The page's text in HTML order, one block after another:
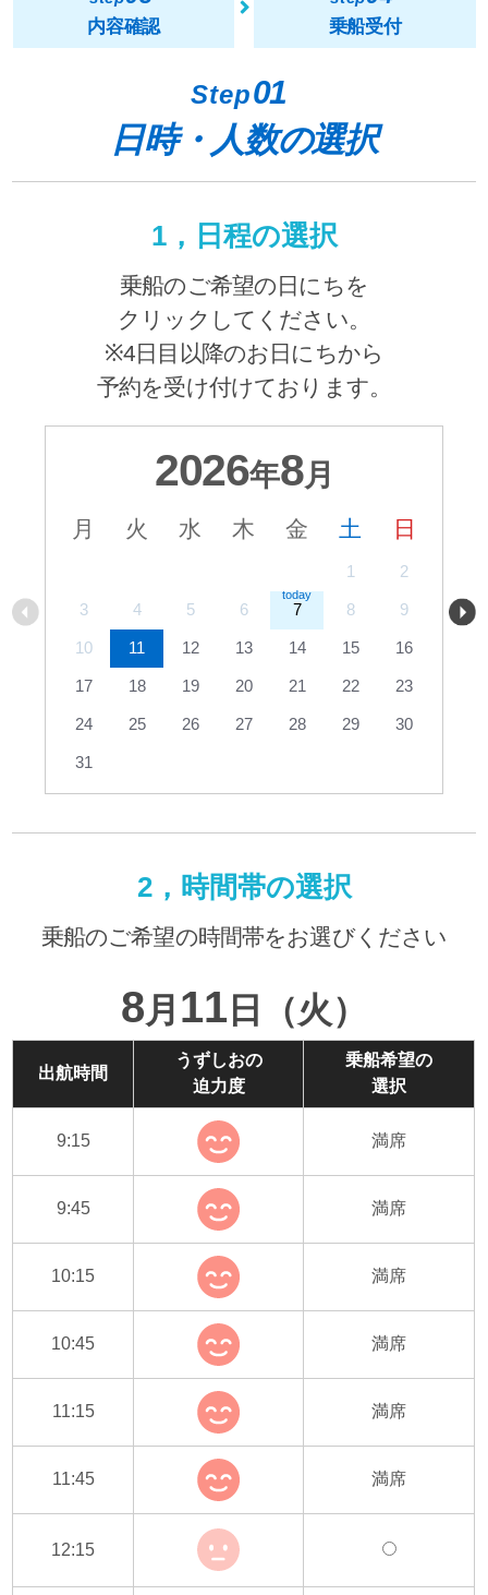
内容確認 乗船受付
Step01
日時・人数の選択
1，日程の選択
乗船のご希望の日にちを
クリックしてください。
※4日目以降のお日にちから
予約を受け付けております。
2026年8月
月 火 水 木 金 土 日
1 2
3 4 5 6 7 8 9
10 11 12 13 14 15 16
17 18 19 20 21 22 23
24 25 26 27 28 29 30
31
2，時間帯の選択
乗船のご希望の時間帯をお選びください
8月 11 日（火）
出航時間
うずしおの
迫力度
乗船希望の
選択
9:15 満席
9:45 満席
10:15 満席
10:45 満席
11:15 満席
11:45 満席
12:15